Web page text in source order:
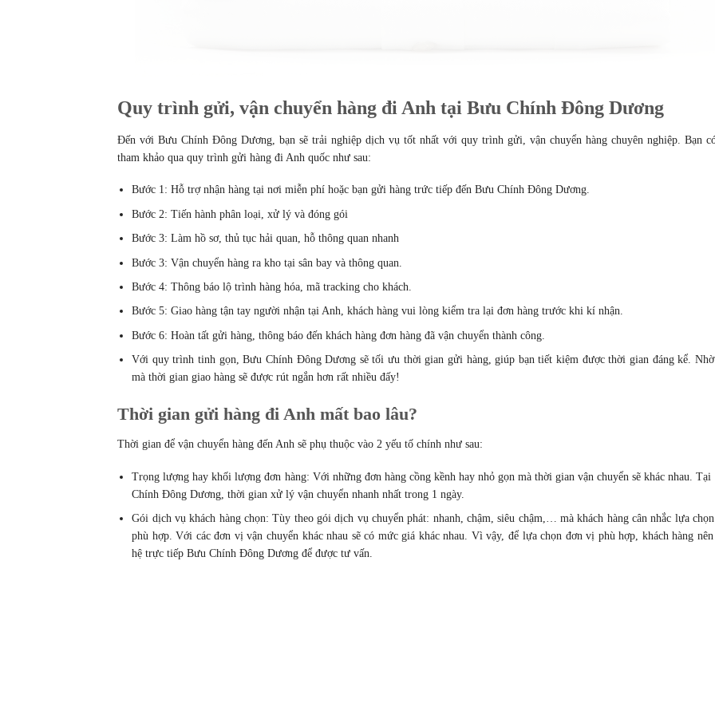
Quy trình gửi, vận chuyển hàng đi Anh tại Bưu Chính Đông Dương
Đến với Bưu Chính Đông Dương, bạn sẽ trải nghiệp dịch vụ tốt nhất với quy trình gửi, vận chuyển hàng chuyên nghiệp. Bạn
tham khảo qua quy trình gửi hàng đi Anh quốc như sau:
Bước 1: Hỗ trợ nhận hàng tại nơi miễn phí hoặc bạn gửi hàng trức tiếp đếnBưu Chính Đông Dương.
Bước 2: Tiến hành phân loại, xử lý và đóng gói
Bước 3: Làm hồ sơ, thủ tục hải quan, hỗ thông quan nhanh
Bước 3: Vận chuyển hàng ra kho tại sân bay và thông quan.
Bước 4: Thông báo lộ trình hàng hóa, mã tracking cho khách.
Bước 5: Giao hàng tận tay người nhận tại Anh, khách hàng vui lòng kiểm tra lại đơn hàng trước khi kí nhận.
Bước 6: Hoàn tất gửi hàng, thông báo đến khách hàng đơn hàng đã vận chuyển thành công.
Với quy trình tinh gọn, Bưu Chính Đông Dương sẽ tối ưu thời gian gửi hàng, giúp bạn tiết kiệm được thời gian đáng kể.
mà thời gian giao hàng sẽ được rút ngắn hơn rất nhiều đấy!
Thời gian gửi hàng đi Anh mất bao lâu?
Thời gian để vận chuyển hàng đến Anh sẽ phụ thuộc vào 2 yếu tố chính như sau:
Trọng lượng hay khối lượng đơn hàng: Với những đơn hàng cồng kềnh hay nhỏ gọn mà thời gian vận chuyển sẽ khác nhau. Tại
Chính Đông Dương , thời gian xử lý vận chuyển nhanh nhất trong 1 ngày.
Gói dịch vụ khách hàng chọn: Tùy theo gói dịch vụ chuyển phát: nhanh, chậm, siêu chậm,… mà khách hàng cân nhắc lựa
phù hợp. Với các đơn vị vận chuyển khác nhau sẽ có mức giá khác nhau. Vì vậy, để lựa chọn đơn vị phù hợp, khách hàng
hệ trực tiếp Bưu Chính Đông Dương để được tư vấn.